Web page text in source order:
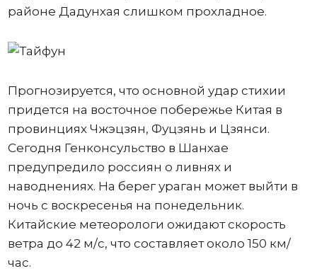
районе Дадунхая слишком прохладное.
Прогнозируется, что основной удар стихии
придется на восточное побережье Китая в
провинциях Чжэцзян, Фуцзянь и Цзянси.
Сегодня Генконсульство в Шанхае
предупредило россиян о ливнях и
наводнениях. На берег ураган может выйти в
ночь с воскресенья на понедельник.
Китайские метеорологи ожидают скорость
ветра до 42 м/с, что составляет около 150 км/
час.